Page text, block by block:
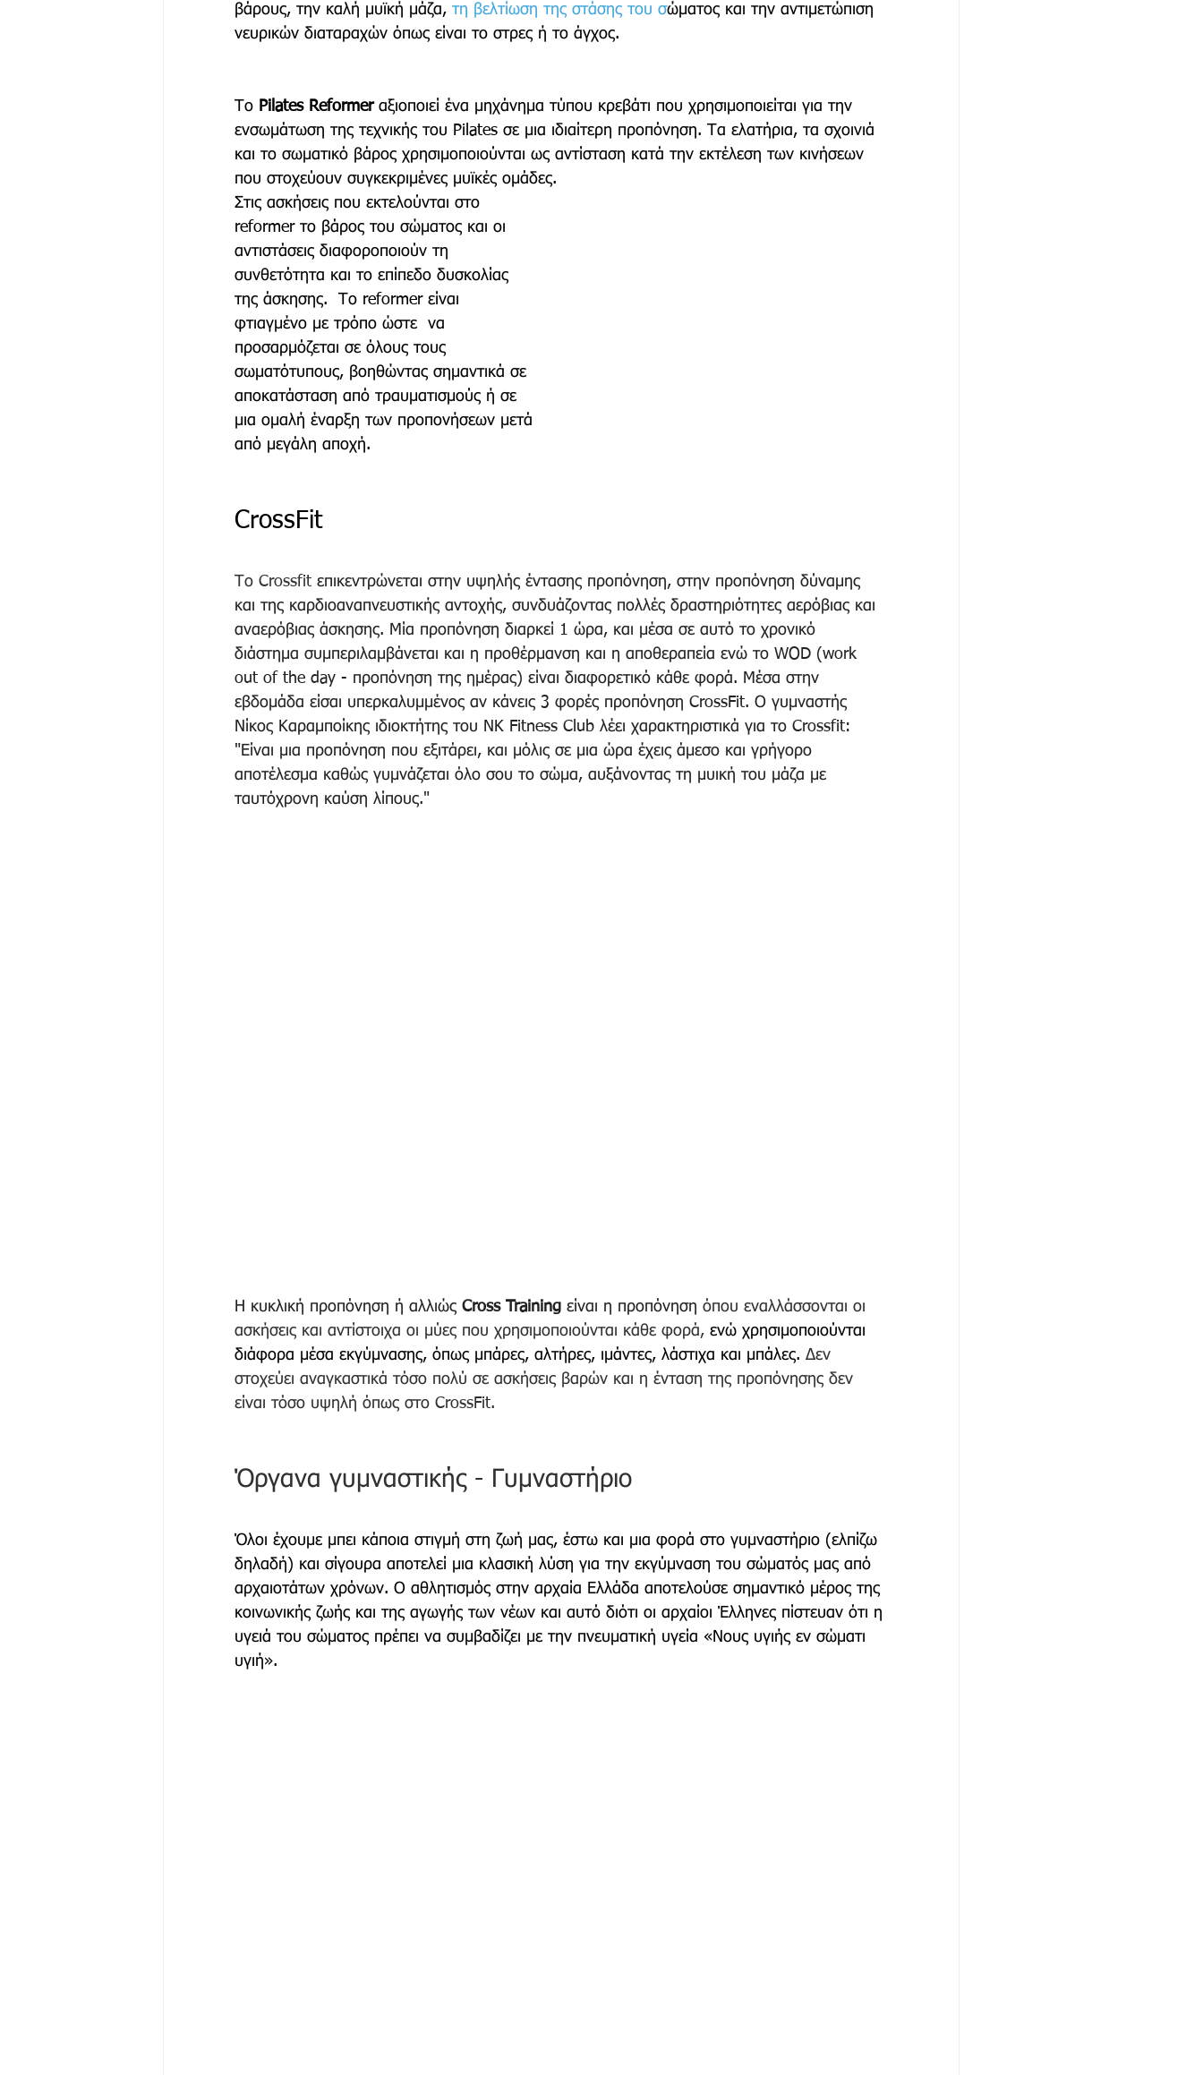
βάρους, την καλή μυϊκή μάζα, τη βελτίωση της στάσης του σώματος και την αντιμετώπιση
νευρικών διαταραχών όπως είναι το στρες ή το άγχος.
Το Pilates Reformer αξιοποιεί ένα μηχάνημα τύπου κρεβάτι που χρησιμοποιείται για την
ενσωμάτωση της τεχνικής του Pilates σε μια ιδιαίτερη προπόνηση. Τα ελατήρια, τα σχοινιά
και το σωματικό βάρος χρησιμοποιούνται ως αντίσταση κατά την εκτέλεση των κινήσεων
που στοχεύουν συγκεκριμένες μυϊκές ομάδες.
Στις ασκήσεις που εκτελούνται στο
reformer το βάρος του σώματος και οι
αντιστάσεις διαφοροποιούν τη
συνθετότητα και το επίπεδο δυσκολίας
της άσκησης.  Το reformer είναι
φτιαγμένο με τρόπο ώστε  να
προσαρμόζεται σε όλους τους
σωματότυπους, βοηθώντας σημαντικά σε
αποκατάσταση από τραυματισμούς ή σε
μια ομαλή έναρξη των προπονήσεων μετά
από μεγάλη αποχή.
CrossFit
Το Crossfit επικεντρώνεται στην υψηλής έντασης προπόνηση, στην προπόνηση δύναμης
και της καρδιοαναπνευστικής αντοχής, συνδυάζοντας πολλές δραστηριότητες αερόβιας και
αναερόβιας άσκησης. Μία προπόνηση διαρκεί 1 ώρα, και μέσα σε αυτό το χρονικό
διάστημα συμπεριλαμβάνεται και η προθέρμανση και η αποθεραπεία ενώ το WOD (work
out of the day - προπόνηση της ημέρας) είναι διαφορετικό κάθε φορά. Μέσα στην
εβδομάδα είσαι υπερκαλυμμένος αν κάνεις 3 φορές προπόνηση CrossFit. Ο γυμναστής
Νίκος Καραμποίκης ιδιοκτήτης του NK Fitness Club λέει χαρακτηριστικά για το Crossfit:
"Είναι μια προπόνηση που εξιτάρει, και μόλις σε μια ώρα έχεις άμεσο και γρήγορο
αποτέλεσμα καθώς γυμνάζεται όλο σου το σώμα, αυξάνοντας τη μυική του μάζα με
ταυτόχρονη καύση λίπους."
Η κυκλική προπόνηση ή αλλιώς Cross Training είναι η προπόνηση όπου εναλλάσσονται οι
ασκήσεις και αντίστοιχα οι μύες που χρησιμοποιούνται κάθε φορά, ενώ χρησιμοποιούνται
διάφορα μέσα εκγύμνασης, όπως μπάρες, αλτήρες, ιμάντες, λάστιχα και μπάλες. Δεν
στοχεύει αναγκαστικά τόσο πολύ σε ασκήσεις βαρών και η ένταση της προπόνησης δεν
είναι τόσο υψηλή όπως στο CrossFit.
Όργανα γυμναστικής - Γυμναστήριο
Όλοι έχουμε μπει κάποια στιγμή στη ζωή μας, έστω και μια φορά στο γυμναστήριο (ελπίζω
δηλαδή) και σίγουρα αποτελεί μια κλασική λύση για την εκγύμναση του σώματός μας από
αρχαιοτάτων χρόνων. Ο αθλητισμός στην αρχαία Ελλάδα αποτελούσε σημαντικό μέρος της
κοινωνικής ζωής και της αγωγής των νέων και αυτό διότι οι αρχαίοι Έλληνες πίστευαν ότι η
υγειά του σώματος πρέπει να συμβαδίζει με την πνευματική υγεία «Νους υγιής εν σώματι
υγιή».